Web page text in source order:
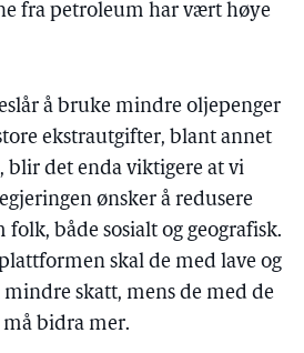
fra petroleum har vært høye
å bruke mindre oljepenger
ekstrautgifter, blant annet
blir det enda viktigere at vi
ønsker å redusere
både sosialt og geografisk.
skal de med lave og
skatt, mens de med de
bidra mer.